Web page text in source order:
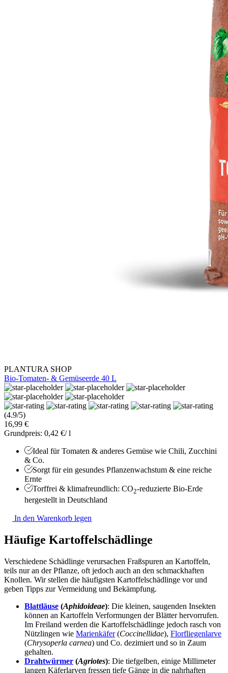
PLANTURA SHOP
Bio-Tomaten- & Gemüseerde 40 L
(4.9/5)
16,99 €
Grundpreis: 0,42 €/ l
Ideal für Tomaten & anderes Gemüse wie Chili, Zucchini
& Co.
Sorgt für ein gesundes Pflanzenwachstum & eine reiche
Ernte
Torffrei & klimafreundlich: CO2-reduzierte Bio-Erde
hergestellt in Deutschland
In den Warenkorb legen
Häufige Kartoffelschädlinge
Verschiedene Schädlinge verursachen Fraßspuren an Kartoffeln,
teils nur an der Pflanze, oft jedoch auch an den schmackhaften
Knollen. Wir stellen die häufigsten Kartoffelschädlinge vor und
geben Tipps zur Vermeidung und Bekämpfung.
Blattläuse (Aphidoideae): Die kleinen, saugenden Insekten
können an Kartoffeln Verformungen der Blätter hervorrufen.
Im Freiland werden die Kartoffelschädlinge jedoch rasch von
Nützlingen wie Marienkäfer(Coccinellidae), Florfliegenlarve
(Chrysoperla carnea) und Co. dezimiert und so in Zaum
gehalten.
Drahtwürmer (Agriotes): Die tiefgelben, einige Millimeter
langen Käferlarven fressen tiefe Gänge in die nahrhaften